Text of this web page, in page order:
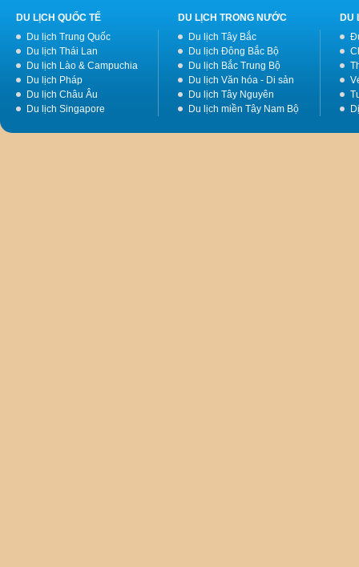
DU LỊCH QUỐC TẾ
Du lịch Trung Quốc
Du lịch Thái Lan
Du lịch Lào & Campuchia
Du lịch Pháp
Du lịch Châu Âu
Du lịch Singapore
DU LỊCH TRONG NƯỚC
Du lịch Tây Bắc
Du lịch Đông Bắc Bộ
Du lịch Bắc Trung Bộ
Du lịch Văn hóa - Di sản
Du lịch Tây Nguyên
Du lịch miền Tây Nam Bộ
DU